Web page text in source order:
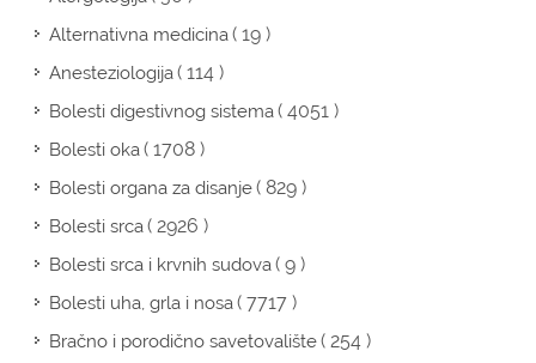
Alternativna medicina( 19 )
Anesteziologija( 114 )
Bolesti digestivnog sistema( 4051 )
Bolesti oka( 1708 )
Bolesti organa za disanje( 829 )
Bolesti srca( 2926 )
Bolesti srca i krvnih sudova( 9 )
Bolesti uha, grla i nosa( 7717 )
Bračno i porodično savetovalište( 254 )